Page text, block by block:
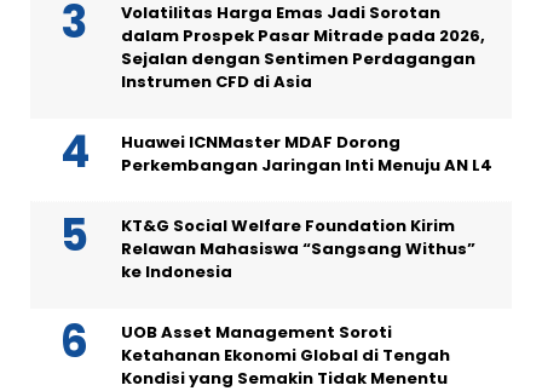
Volatilitas Harga Emas Jadi Sorotan
dalam Prospek Pasar Mitrade pada 2026,
Sejalan dengan Sentimen Perdagangan
Instrumen CFD di Asia
Huawei ICNMaster MDAF Dorong
Perkembangan Jaringan Inti Menuju AN L4
KT&G Social Welfare Foundation Kirim
Relawan Mahasiswa “Sangsang Withus”
ke Indonesia
UOB Asset Management Soroti
Ketahanan Ekonomi Global di Tengah
Kondisi yang Semakin Tidak Menentu